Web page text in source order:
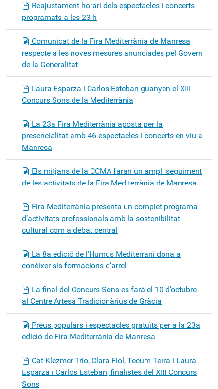
Reajustament horari dels espectacles i concerts
programats a les 23 h
Comunicat de la Fira Mediterrània de Manresa
respecte a les noves mesures anunciades pel Govern
de la Generalitat
Laura Esparza i Carlos Esteban guanyen el XIII
Concurs Sons de la Mediterrània
La 23a Fira Mediterrània aposta per la
presencialitat amb 46 espectacles i concerts en viu a
Manresa
Els mitjans de la CCMA faran un ampli seguiment
de les activitats de la Fira Mediterrània de Manresa
Fira Mediterrània presenta un complet programa
d’activitats professionals amb la sostenibilitat
cultural com a debat central
La 8a edició de l’Humus Mediterrani dona a
conèixer sis formacions d’arrel
La final del Concurs Sons es farà el 10 d’octubre
al Centre Artesà Tradicionàrius de Gràcia
Preus populars i espectacles gratuïts per a la 23a
edició de Fira Mediterrània de Manresa
Cat Klezmer Trio, Clara Fiol, Tecum Terra i Laura
Esparza i Carlos Esteban, finalistes del XIII Concurs
Sons